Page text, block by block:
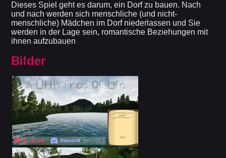
Dieses Spiel geht es darum, ein Dorf zu bauen. Nach
und nach werden sich menschliche (und nicht-
menschliche) Mädchen im Dorf niederlassen und Sie
werden in der Lage sein, romantische Beziehungen mit
ihnen aufzubauen
Bilder